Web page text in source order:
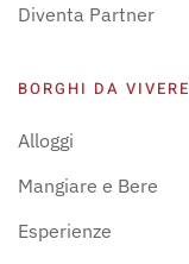
Diventa Partner
BORGHI DA VIVERE
Alloggi
Mangiare e Bere
Esperienze